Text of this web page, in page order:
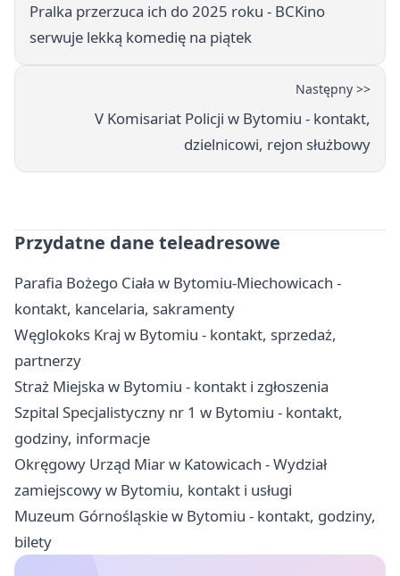
Pralka przerzuca ich do 2025 roku - BCKino
serwuje lekką komedię na piątek
Następny >>
V Komisariat Policji w Bytomiu - kontakt,
dzielnicowi, rejon służbowy
Przydatne dane teleadresowe
Parafia Bożego Ciała w Bytomiu-Miechowicach -
kontakt, kancelaria, sakramenty
Węglokoks Kraj w Bytomiu - kontakt, sprzedaż,
partnerzy
Straż Miejska w Bytomiu - kontakt i zgłoszenia
Szpital Specjalistyczny nr 1 w Bytomiu - kontakt,
godziny, informacje
Okręgowy Urząd Miar w Katowicach - Wydział
zamiejscowy w Bytomiu, kontakt i usługi
Muzeum Górnośląskie w Bytomiu - kontakt, godziny,
bilety